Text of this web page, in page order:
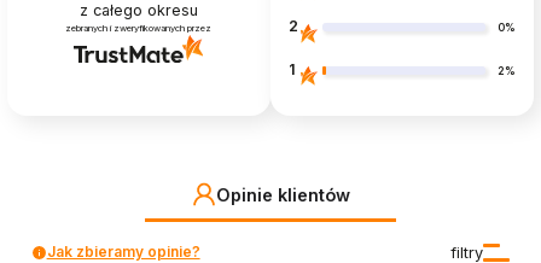
z całego okresu
zebranych i zweryfikowanych przez 2 0%
1 2%
Opinie klientów
filtry
Jak zbieramy opinie?